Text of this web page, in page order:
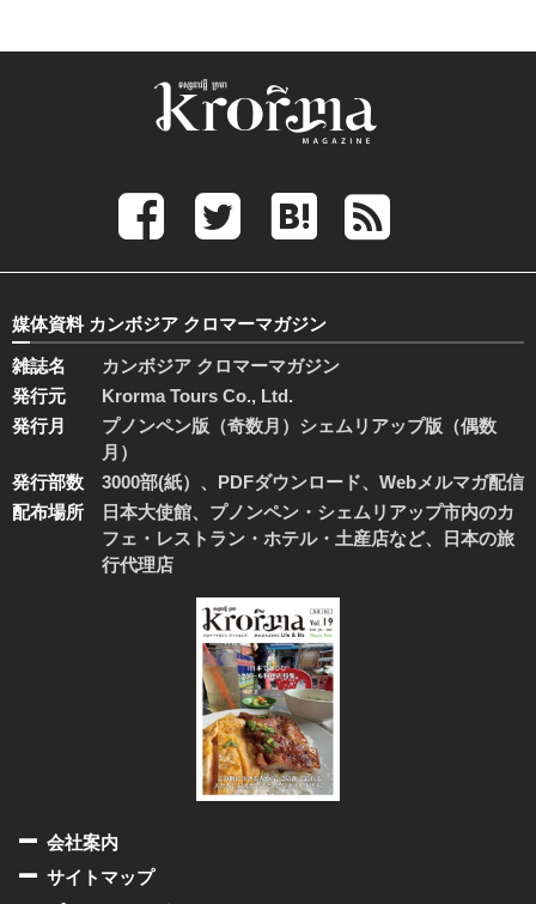
媒体資料 カンボジア クロマーマガジン
雑誌名
カンボジア クロマーマガジン
発行元
Krorma Tours Co., Ltd.
発行月
プノンペン版（奇数月）シェムリアップ版（偶数
月）
発行部数
3000部(紙）、PDFダウンロード、Webメルマガ配信
配布場所
日本大使館、プノンペン・シェムリアップ市内のカ
フェ・レストラン・ホテル・土産店など、日本の旅
行代理店
会社案内
サイトマップ